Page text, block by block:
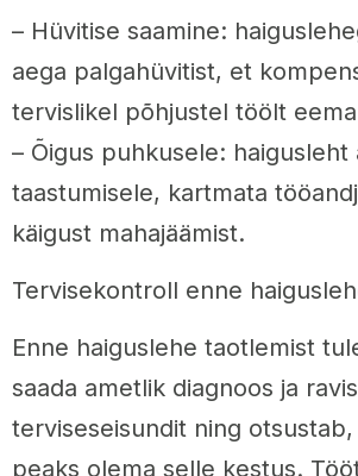
– Hüvitise saamine:
aega palgahüvitist, et
tervislikel põhjustel töölt
– Õigus puhkusele:
taastumisele, kartmata
käigust mahajäämist.
Tervisekontroll enne
Enne haiguslehe taotlemist
saada ametlik diagnoos ja
terviseseisundit ning
peaks olema selle kestus.